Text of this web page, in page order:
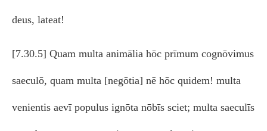
deus, lateat!
[7.30.5] Quam multa animālia hōc prīmum cognōvimus
saeculō, quam multa [negōtia] nē hōc quidem! multa
venientis aevī populus ignōta nōbīs sciet; multa saeculīs